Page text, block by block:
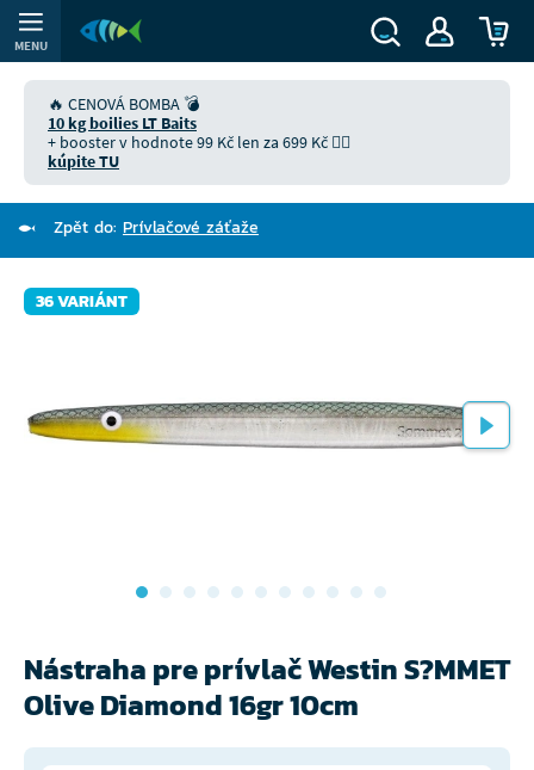
MENU
🔥 CENOVÁ BOMBA 💣
10 kg boilies LT Baits
+ booster v hodnote 99 Kč len za 699 Kč 👉🏻
kúpite TU
Zpět do: Prívlačové záťaže
36 VARIÁNT
Nástraha pre prívlač Westin S?MMET
Olive Diamond 16gr 10cm